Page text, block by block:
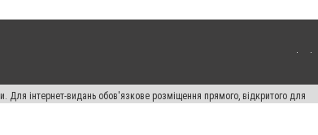
Для інтернет-видань обов'язкове розміщення прямого, відкритого для